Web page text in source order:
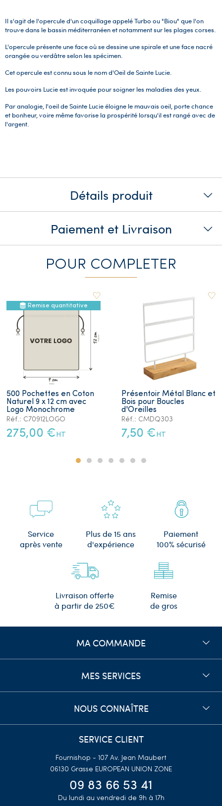
Il s'agit de l'opercule d'un coquillage appelé Turbo ou "Biou" que l'on
trouve dans le bassin méditerranéen et notamment sur les plages corses.
L'opercule présente une face où se dessine une spirale et une face nacré
orangée ou verdâtre selon les spécimen.
Cet opercule est connu sous le nom d'Oeil de Sainte Lucie.
Les pouvoirs Lucie est invoquée pour soigner les maladies des yeux.
Par analogie, l'oeil de Sainte Lucie éloigne le mauvais oeil, porte chance
et bonheur, voire même favorise la prospérité lorsqu'il est rangé avec de
l'argent.
Détails produit
Paiement et Livraison
POUR COMPLETER
Remise quantitative
500 Pochettes en Coton
Naturel 9 x 12 cm avec
Logo Monochrome
Réf.: C70912LOGO
275,00 € HT
Présentoir Métal Blanc et
Bois pour Boucles
d'Oreilles
Réf.: CMDQ303
7,50 € HT
Service
après vente
Plus de 15 ans
d'expérience
Paiement
100% sécurisé
Livraison offerte
à partir de 250€
Remise
de gros
MA COMMANDE
MES SERVICES
NOUS CONNAÎTRE
SERVICE CLIENT
Fournishop - 107 Av. Jean Maubert
06130 Grasse EUROPEAN UNION ZONE
09 83 66 53 41
Du lundi au vendredi de 9h à 17h